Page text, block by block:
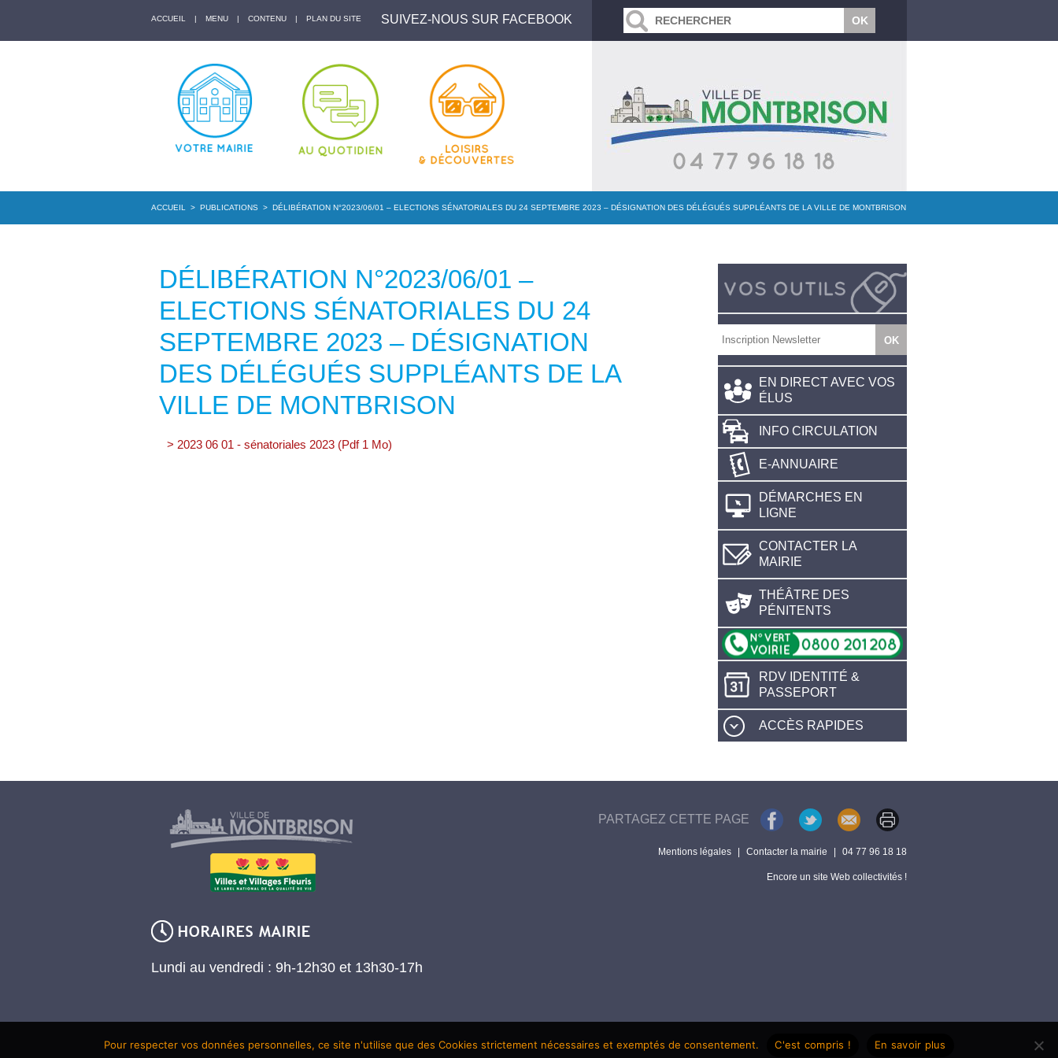
ACCUEIL | MENU | CONTENU | PLAN DU SITE SUIVEZ-NOUS SUR FACEBOOK
ACCUEIL > PUBLICATIONS > DÉLIBÉRATION N°2023/06/01 – ELECTIONS SÉNATORIALES DU 24 SEPTEMBRE 2023 – DÉSIGNATION DES DÉLÉGUÉS SUPPLÉANTS DE LA VILLE DE MONTBRISON
DÉLIBÉRATION N°2023/06/01 –
ELECTIONS SÉNATORIALES DU 24
SEPTEMBRE 2023 – DÉSIGNATION
DES DÉLÉGUÉS SUPPLÉANTS DE LA
VILLE DE MONTBRISON
> 2023 06 01 - sénatoriales 2023 (Pdf 1 Mo)
EN DIRECT AVEC VOS
ÉLUS
INFO CIRCULATION
E-ANNUAIRE
DÉMARCHES EN
LIGNE
CONTACTER LA
MAIRIE
THÉÂTRE DES
PÉNITENTS
RDV IDENTITÉ &
PASSEPORT
ACCÈS RAPIDES
Lundi au vendredi : 9h-12h30 et 13h30-17h
PARTAGEZ CETTE PAGE
Mentions légales Contacter la mairie 04 77 96 18 18
Encore un site Web collectivités !
Pour respecter vos données personnelles, ce site n'utilise que des Cookies strictement nécessaires et exemptés de consentement. C'est compris ! En savoir plus